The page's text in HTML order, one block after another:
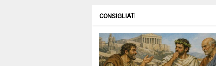
CONSIGLIATI